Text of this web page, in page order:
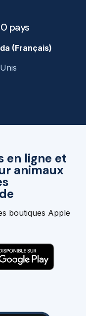
en ligne et
animaux
boutiques Apple
pays
(Français)